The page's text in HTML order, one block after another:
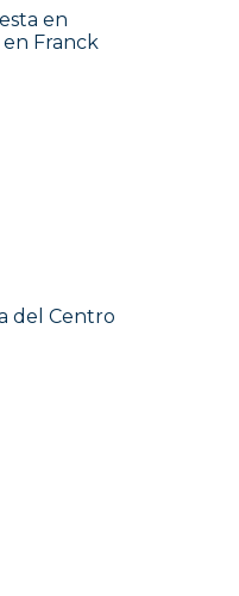
en
Franck
del Centro